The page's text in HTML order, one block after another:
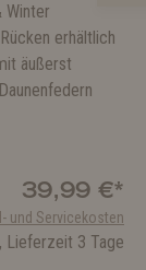
Winter
erhältlich
äußerst
39,99 €*
und Servicekosten
Lieferzeit 3 Tage